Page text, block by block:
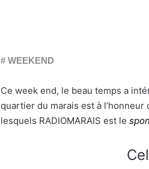
# WEEKEND
Ce week end, le beau temps a
quartier du marais est à
lesquels RADIOMARAIS est le